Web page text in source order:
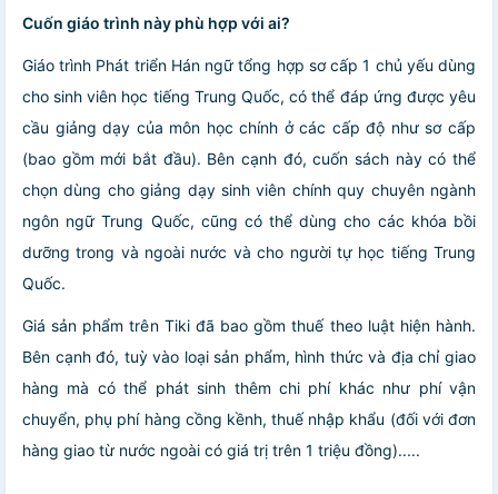
Cuốn giáo trình này phù hợp với ai?
Giáo trình Phát triển Hán ngữ tổng hợp sơ cấp 1 chủ yếu dùng
cho sinh viên học tiếng Trung Quốc, có thể đáp ứng được yêu
cầu giảng dạy của môn học chính ở các cấp độ như sơ cấp
(bao gồm mới bắt đầu). Bên cạnh đó, cuốn sách này có thể
chọn dùng cho giảng dạy sinh viên chính quy chuyên ngành
ngôn ngữ Trung Quốc, cũng có thể dùng cho các khóa bồi
dưỡng trong và ngoài nước và cho người tự học tiếng Trung
Quốc.
Giá sản phẩm trên Tiki đã bao gồm thuế theo luật hiện hành.
Bên cạnh đó, tuỳ vào loại sản phẩm, hình thức và địa chỉ giao
hàng mà có thể phát sinh thêm chi phí khác như phí vận
chuyển, phụ phí hàng cồng kềnh, thuế nhập khẩu (đối với đơn
hàng giao từ nước ngoài có giá trị trên 1 triệu đồng).....